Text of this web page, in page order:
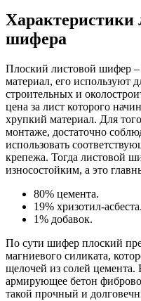
Характеристики
шифера
Плоский листовой шифер –
материал, его используют
строительных и
цена за лист которого
хрупкий материал. Для
монтаже, достаточно
использовать
крепежа. Тогда листовой
износостойким, а это
80% цемента.
19% хризотил-асбеста.
1% добавок.
По сути шифер плоский
магниевого силиката,
щелочей из солей цемента.
армирующее бетон
такой прочный и